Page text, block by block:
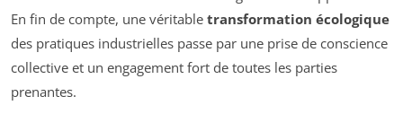
En fin de compte, une véritable transformation écologique
des pratiques industrielles passe par une prise de conscience
collective et un engagement fort de toutes les parties
prenantes.